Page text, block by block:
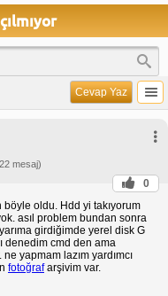
Cevap Yaz
mesaj)
0
oldu. Hdd yi takıyorum
asıl problem bundan sonra
girdiğimde yerel disk G
denedim cmd den ama
yapmam lazım yardımcı
fotoğrafarşivim var.